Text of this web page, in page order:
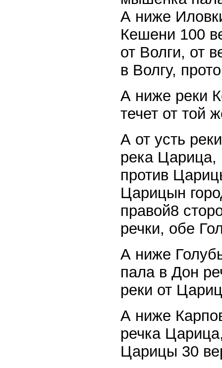
А ниже
Кешени 100
от Волги, от
в Волгу,
А ниже реки
течет от той
А от усть
река Царица,
против
Царицын
правой8
речки, обе
А ниже
пала в Дон
реки от
А ниже
речка
Царицы 30